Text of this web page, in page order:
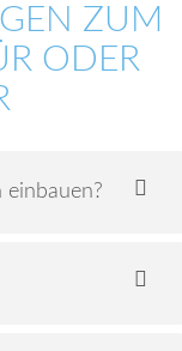
ZUM
ODER
einbauen?